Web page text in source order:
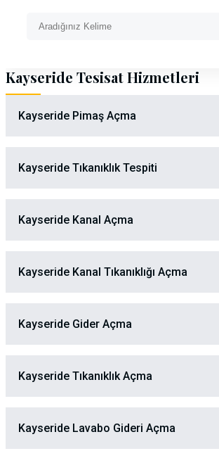
Kayseride Tesisat Hizmetleri
Kayseride Pimaş Açma
Kayseride Tıkanıklık Tespiti
Kayseride Kanal Açma
Kayseride Kanal Tıkanıklığı Açma
Kayseride Gider Açma
Kayseride Tıkanıklık Açma
Kayseride Lavabo Gideri Açma